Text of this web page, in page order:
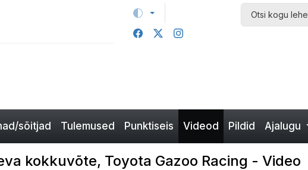
sõitjad Tulemused Punktiseis Videod Pildid Ajalugu
kokkuvõte, Toyota Gazoo Racing - Video